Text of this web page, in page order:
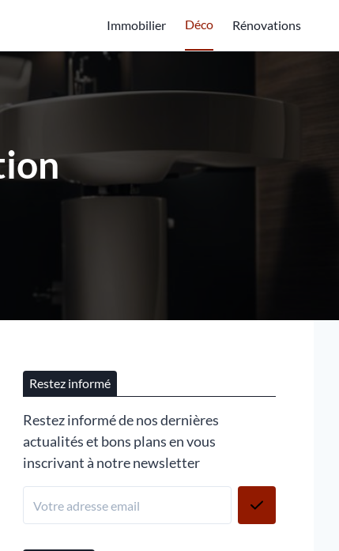
Immobilier Déco Rénovations
Restez informé
Restez informé de nos dernières
actualités et bons plans en vous
inscrivant à notre newsletter